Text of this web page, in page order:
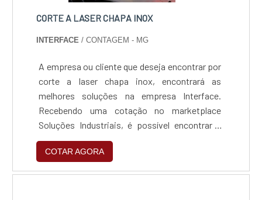
CORTE A LASER CHAPA INOX
INTERFACE / CONTAGEM - MG
A empresa ou cliente que deseja encontrar por
corte a laser chapa inox, encontrará as
melhores soluções na empresa Interface.
Recebendo uma cotação no marketplace
Soluções Industriais, é possível encontrar a
líder do mercado de maneira simples e
prática.É isto! Quando o desejo é por corte a
laser chapa inox, é de suma importância
COTAR AGORA